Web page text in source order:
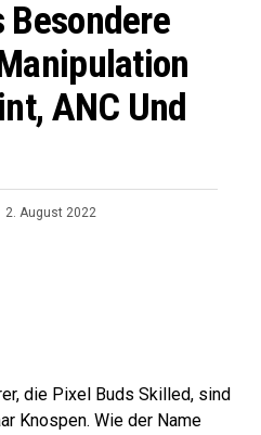
Besondere
ANC Und
2. August 2022
die Pixel Buds Skilled, sind
Knospen. Wie der Name